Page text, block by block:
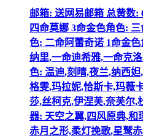
邮箱: 送网易邮箱 总黄数:
四命莫娜 3命金色角色:
色: 二命阿蕾奇诺 1命金
纳里,一命迪希雅,一命克
色: 温迪,刻晴,夜兰,纳西
格雯,玛拉妮,恰斯卡,玛薇
莎,丝柯克,伊涅芙,奈芙尔,
器: 天空之翼,四风原典,和
赤月之形,柔灯挽歌,星鹫